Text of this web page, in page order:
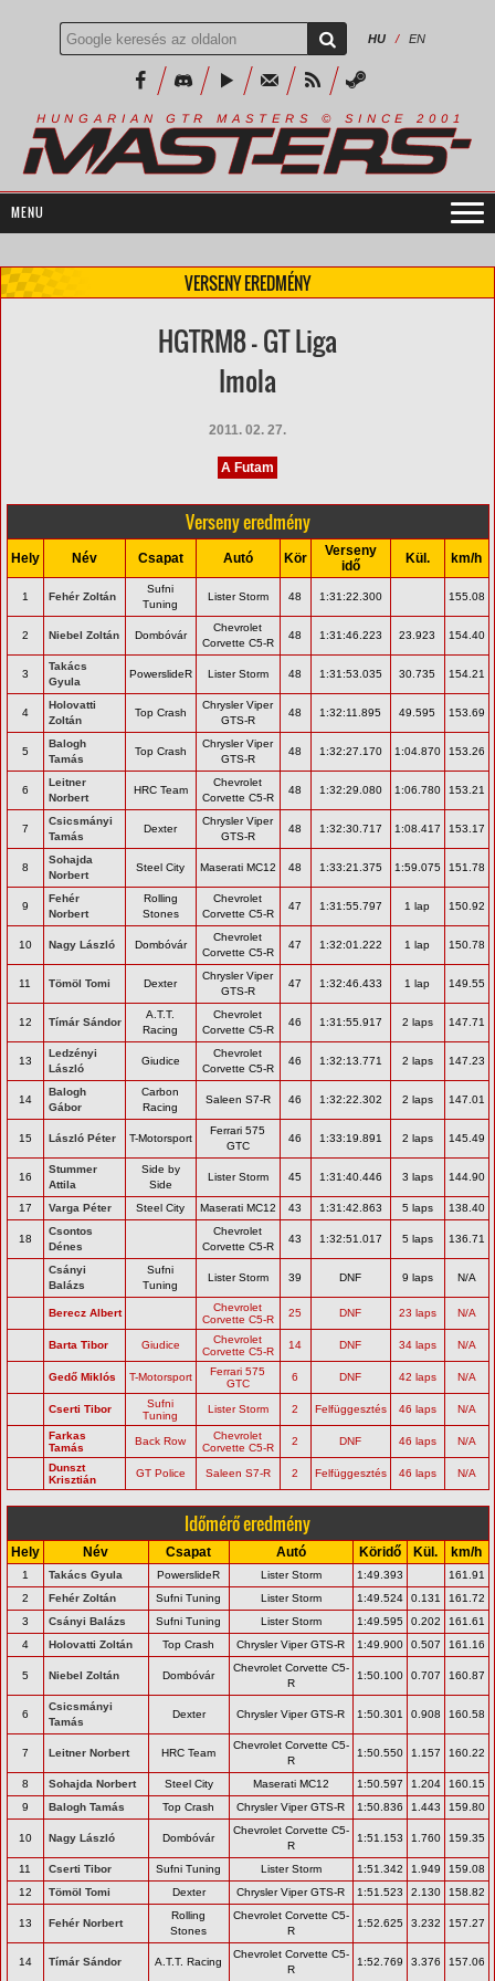
HU / EN
H U N G A R I A N G T R M A S T E R S © S I N C E 2 0 0 1
VERSENY EREDMÉNY
HGTRM8 - GT Liga
Imola
2011. 02. 27.
A Futam
Verseny eredmény
Hely Név Csapat Autó Kör
Verseny
idő
Kül. km/h
1 Fehér Zoltán
Sufni
Tuning
Lister Storm 48 1:31:22.300 155.08
2 Niebel Zoltán Dombóvár
Chevrolet
Corvette C5-R
48 1:31:46.223 23.923 154.40
3
Takács
Gyula
PowerslideR Lister Storm 48 1:31:53.035 30.735 154.21
4
Holovatti
Zoltán
Top Crash
Chrysler Viper
GTS-R
48 1:32:11.895 49.595 153.69
5
Balogh
Tamás
Top Crash
Chrysler Viper
GTS-R
48 1:32:27.170 1:04.870 153.26
6
Leitner
Norbert
HRC Team
Chevrolet
Corvette C5-R
48 1:32:29.080 1:06.780 153.21
7
Csicsmányi
Tamás
Dexter
Chrysler Viper
GTS-R
48 1:32:30.717 1:08.417 153.17
8
Sohajda
Norbert
Steel City Maserati MC12 48 1:33:21.375 1:59.075 151.78
9
Fehér
Norbert
Rolling
Stones
Chevrolet
Corvette C5-R
47 1:31:55.797 1 lap 150.92
10 Nagy László Dombóvár
Chevrolet
Corvette C5-R
47 1:32:01.222 1 lap 150.78
11 Tömöl Tomi Dexter
Chrysler Viper
GTS-R
47 1:32:46.433 1 lap 149.55
12 Tímár Sándor
A.T.T.
Racing
Chevrolet
Corvette C5-R
46 1:31:55.917 2 laps 147.71
13
Ledzényi
László
Giudice
Chevrolet
Corvette C5-R
46 1:32:13.771 2 laps 147.23
14
Balogh
Gábor
Carbon
Racing
Saleen S7-R 46 1:32:22.302 2 laps 147.01
15 László Péter T-Motorsport
Ferrari 575
GTC
46 1:33:19.891 2 laps 145.49
16
Stummer
Attila
Side by
Side
Lister Storm 45 1:31:40.446 3 laps 144.90
17 Varga Péter Steel City Maserati MC12 43 1:31:42.863 5 laps 138.40
18
Csontos
Dénes
Chevrolet
Corvette C5-R
43 1:32:51.017 5 laps 136.71
Csányi
Balázs
Sufni
Tuning
Lister Storm 39 DNF 9 laps N/A
Berecz Albert
Chevrolet
Corvette C5-R
25 DNF 23 laps N/A
Barta Tibor Giudice
Chevrolet
Corvette C5-R
14 DNF 34 laps N/A
Gedő Miklós T-Motorsport
Ferrari 575
GTC
6 DNF 42 laps N/A
Cserti Tibor
Sufni
Tuning
Lister Storm 2 Felfüggesztés 46 laps N/A
Farkas
Tamás
Back Row
Chevrolet
Corvette C5-R
2 DNF 46 laps N/A
Dunszt
Krisztián
GT Police Saleen S7-R 2 Felfüggesztés 46 laps N/A
Időmérő eredmény
Hely Név Csapat Autó Köridő Kül. km/h
1 Takács Gyula PowerslideR Lister Storm 1:49.393
161.91
2
Fehér Zoltán Sufni Tuning Lister Storm 1:49.524 0.131
161.72
3
Csányi Balázs Sufni Tuning Lister Storm 1:49.595 0.202
161.61
4
Holovatti Zoltán Top Crash Chrysler Viper GTS-R 1:49.900 0.507 161.16
5 Niebel Zoltán Dombóvár
Chevrolet Corvette C5-
R
1:50.100 0.707 160.87
6
Csicsmányi
Tamás
Dexter Chrysler Viper GTS-R 1:50.301 0.908 160.58
7 Leitner Norbert HRC Team
Chevrolet Corvette C5-
R
1:50.550 1.157 160.22
8 Sohajda Norbert Steel City Maserati MC12 1:50.597 1.204
160.15
9
Balogh Tamás Top Crash Chrysler Viper GTS-R 1:50.836 1.443 159.80
10 Nagy László Dombóvár
Chevrolet Corvette C5-
R
1:51.153 1.760 159.35
11 Cserti Tibor Sufni Tuning Lister Storm 1:51.342 1.949
159.08
12
Tömöl Tomi Dexter Chrysler Viper GTS-R 1:51.523 2.130 158.82
13 Fehér Norbert
Rolling
Stones
Chevrolet Corvette C5-
R
1:52.625 3.232 157.27
14 Tímár Sándor A.T.T. Racing
Chevrolet Corvette C5-
R
1:52.769 3.376 157.06